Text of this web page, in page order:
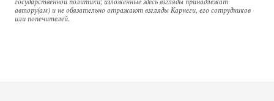
автору(ам) и не обязательно отражают взгляды Карнеги, его сотрудников
или попечителей.